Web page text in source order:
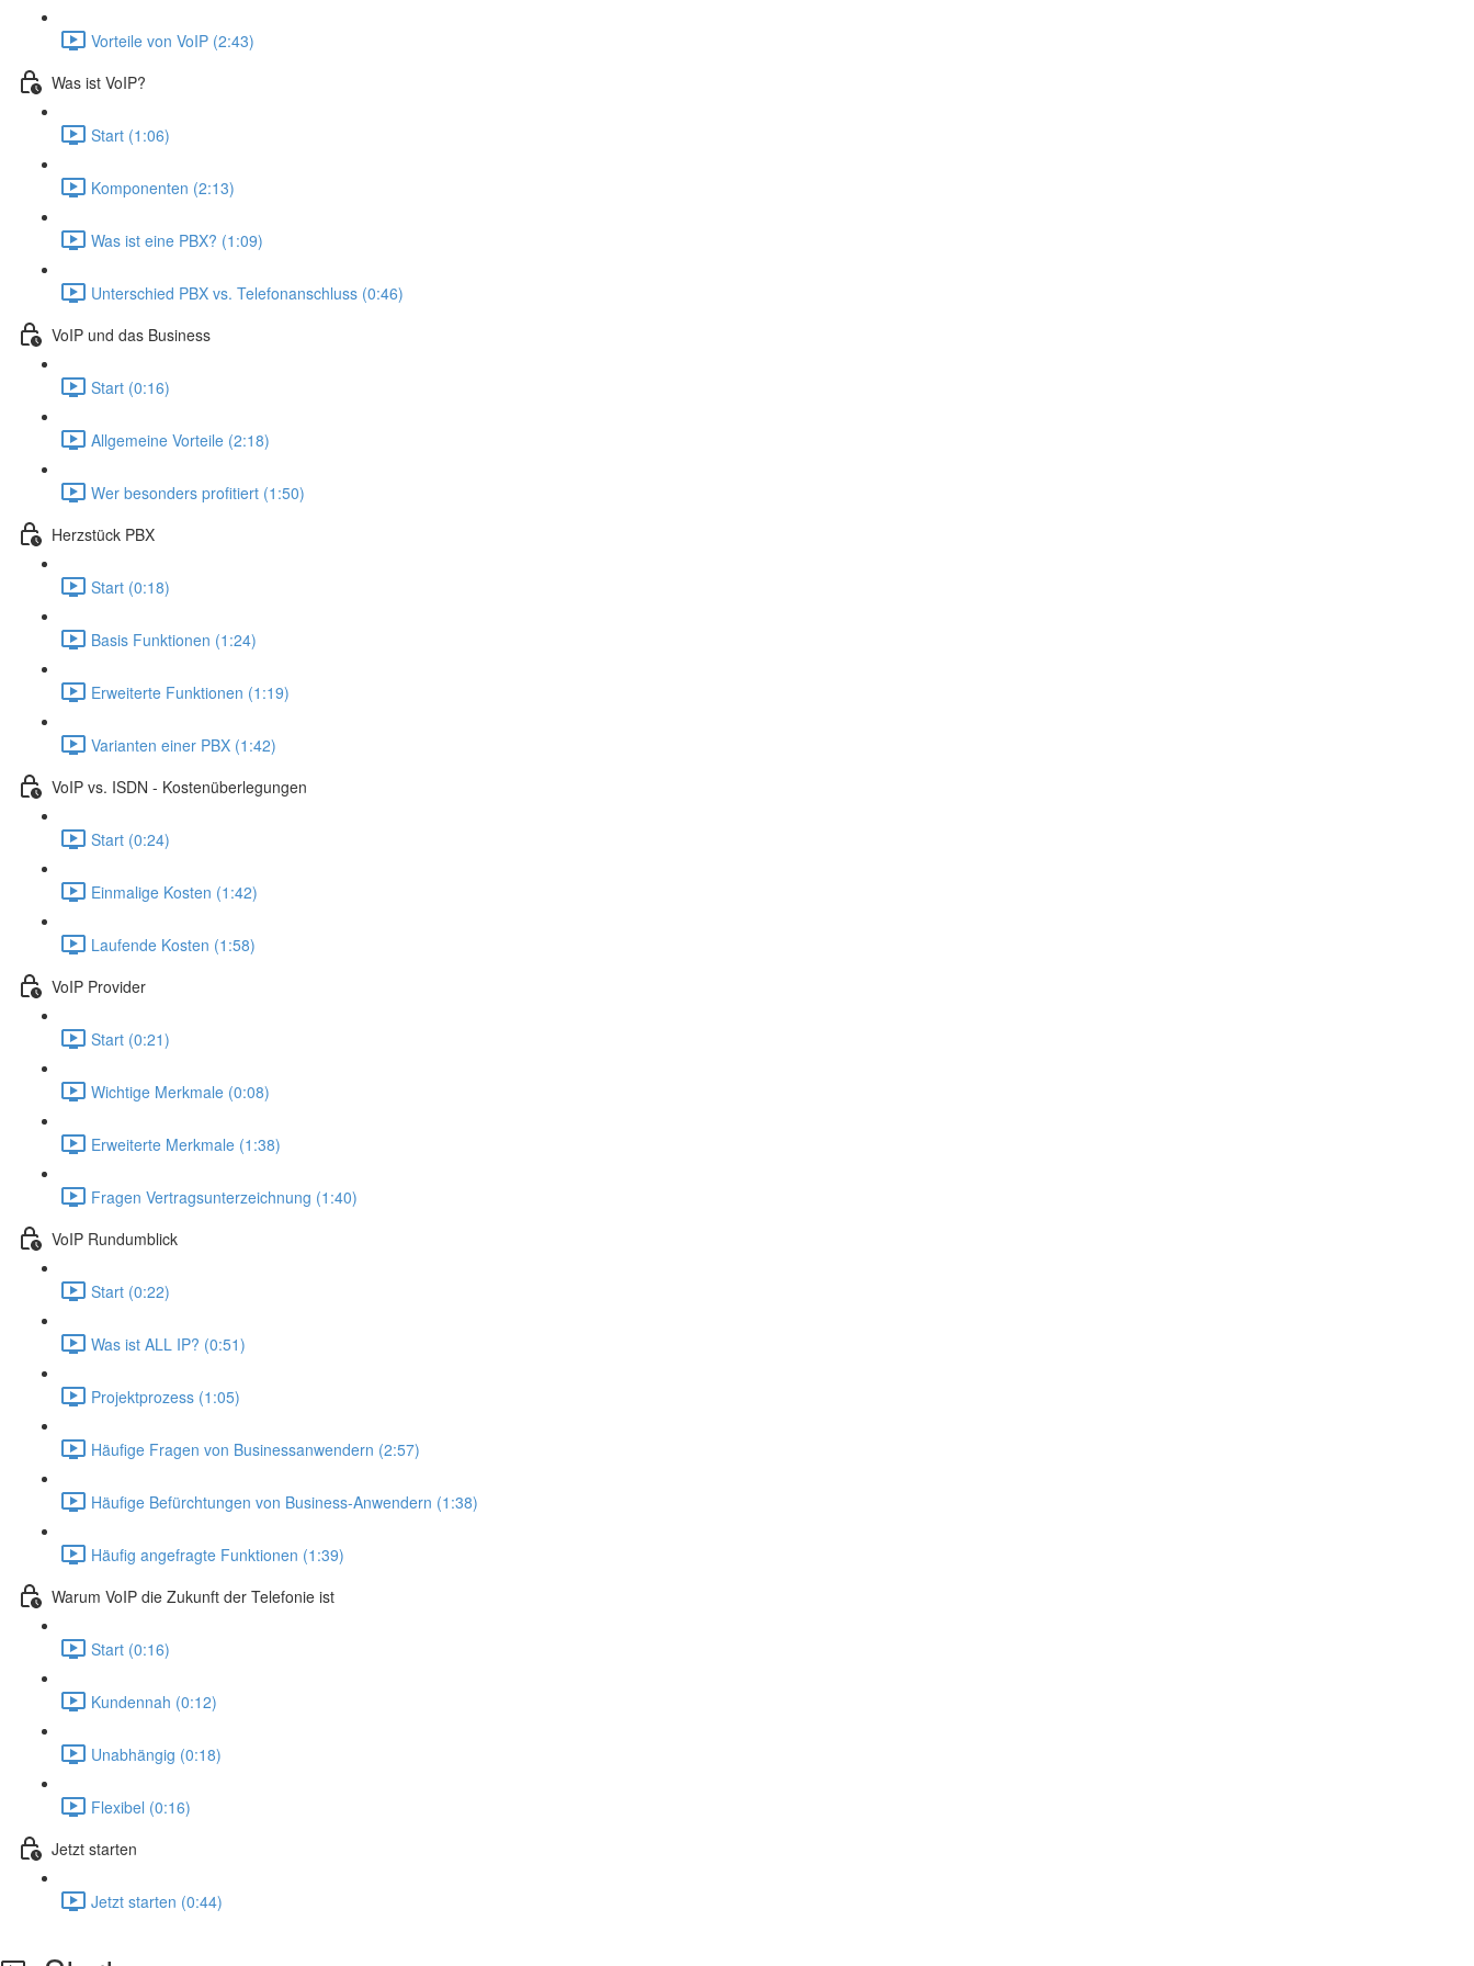
Vorteile von VoIP (2:43)
Was ist VoIP?
Start (1:06)
Komponenten (2:13)
Was ist eine PBX? (1:09)
Unterschied PBX vs. Telefonanschluss (0:46)
VoIP und das Business
Start (0:16)
Allgemeine Vorteile (2:18)
Wer besonders profitiert (1:50)
Herzstück PBX
Start (0:18)
Basis Funktionen (1:24)
Erweiterte Funktionen (1:19)
Varianten einer PBX (1:42)
VoIP vs. ISDN - Kostenüberlegungen
Start (0:24)
Einmalige Kosten (1:42)
Laufende Kosten (1:58)
VoIP Provider
Start (0:21)
Wichtige Merkmale (0:08)
Erweiterte Merkmale (1:38)
Fragen Vertragsunterzeichnung (1:40)
VoIP Rundumblick
Start (0:22)
Was ist ALL IP? (0:51)
Projektprozess (1:05)
Häufige Fragen von Businessanwendern (2:57)
Häufige Befürchtungen von Business-Anwendern (1:38)
Häufig angefragte Funktionen (1:39)
Warum VoIP die Zukunft der Telefonie ist
Start (0:16)
Kundennah (0:12)
Unabhängig (0:18)
Flexibel (0:16)
Jetzt starten
Jetzt starten (0:44)